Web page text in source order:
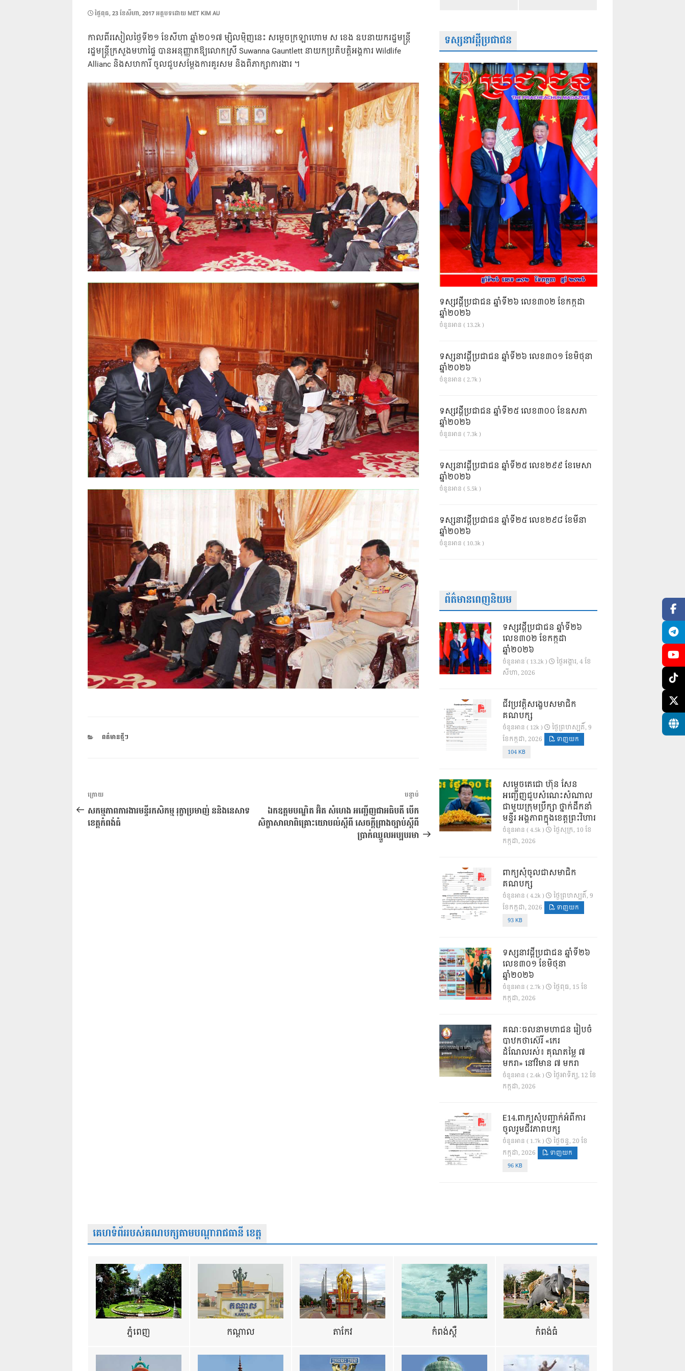
POSTED
ថ្ងៃ​ពុធ, 23 ខែ​សីហា, 2017អត្ថបទដោយ MET KIM AU
កាលពីរសៀលថ្ងៃទី២១ ខែសីហា ឆ្នាំ២០១៧ ម្សិលម៉ិញនេះ សម្តេចក្រឡាហោម ស ខេង ឧបនាយករដ្ឋមន្រ្តី
រដ្ឋមន្រ្តីក្រសួងមហាផ្ទៃ បានអនុញ្ញាតឱ្យលោកស្រី Suwanna Gauntlett នាយកប្រតិបត្តិអង្គការ Wildlife
Allianc និងសហការី ចូលជួបសម្តែងការគួរសម និងពិភាក្សាការងារ ។
CATEGORIES
ពត៌មានថ្មីៗ
ការ​
នាំទិស​
ប្រកាស
អត្ថបទ
មុន
ក្រោយ
សកម្មភាពការងារមន្ទីរកសិកម្ម រុក្ខាប្រមាញ់ ននិងនេសាទ
ខេត្តកំពង់ធំ
បន្ទាប់
ឯកឧត្តមបណ្ឌិត អ៊ិត សំហេង អញ្ជើញជាអធិបតី បើក
សិក្ខាសាលាពិគ្រោះយោបល់ស្តីពី សេចក្តីព្រាងច្បាប់ស្តីពី
ប្រាក់ឈ្នួលអប្បបរមា
ទស្សនាវដ្តីប្រជាជន
ទស្សវដ្តីប្រជាជន ឆ្នាំទី២៦ លេខ៣០២ ខែកក្កដា
ឆ្នាំ២០២៦
ចំនួនអាន ( 13.2k )
ទស្សនាវដ្ដីប្រជាជន ឆ្នាំទី២៦ លេខ៣០១ ខែមិថុនា
ឆ្នាំ២០២៦
ចំនួនអាន ( 2.7k )
ទស្សវដ្តីប្រជាជន ឆ្នាំទី២៥ លេខ៣០០ ខែឧសភា
ឆ្នាំ២០២៦
ចំនួនអាន ( 7.3k )
ទស្សនាវដ្ដីប្រជាជន ឆ្នាំទី២៥ លេខ២៩៩ ខែមេសា
ឆ្នាំ២០២៦
ចំនួនអាន ( 5.5k )
ទស្សនាវដ្ដីប្រជាជន ឆ្នាំទី២៥ លេខ២៩៨ ខែមីនា
ឆ្នាំ២០២៦
ចំនួនអាន ( 10.3k )
ព័ត៌មានពេញនិយម
ទស្សវដ្តីប្រជាជន ឆ្នាំទី២៦
លេខ៣០២ ខែកក្កដា
ឆ្នាំ២០២៦
ចំនួនអាន ( 13.2k )
ថ្ងៃ​អង្គារ, 4 ខែ​
សីហា, 2026
ជីវប្រវត្តិសង្ខេបសមាជិក
គណបក្ស
ចំនួនអាន ( 12k )
ថ្ងៃ​ព្រហស្បតិ៍, 9
ខែ​កក្កដា, 2026
ទាញយក
104 KB
សម្តេចតេជោ ហ៊ុន សែន
អញ្ជើញជួបសំណេះសំណាល
ជាមួយក្រុមប្រឹក្សា ថ្នាក់ដឹកនាំ
មន្ទីរ អង្គភាពក្នុងខេត្តព្រះវិហារ
ចំនួនអាន ( 4.5k )
ថ្ងៃ​សុក្រ, 10 ខែ​
កក្កដា, 2026
ពាក្យសុំចូលជាសមាជិក
គណបក្ស
ចំនួនអាន ( 4.2k )
ថ្ងៃ​ព្រហស្បតិ៍, 9
ខែ​កក្កដា, 2026
ទាញយក
93 KB
ទស្សនាវដ្ដីប្រជាជន ឆ្នាំទី២៦
លេខ៣០១ ខែមិថុនា
ឆ្នាំ២០២៦
ចំនួនអាន ( 2.7k )
ថ្ងៃ​ពុធ, 15 ខែ​
កក្កដា, 2026
គណៈចលនាមហាជន រៀបចំ
បាឋកថាស៊េរី «កេរ
ដំណែលរស់៖ គុណតម្លៃ ៧
មករា» នៅវិមាន ៧ មករា
ចំនួនអាន ( 2.4k )
ថ្ងៃ​អាទិត្យ, 12 ខែ​
កក្កដា, 2026
E14.ពាក្យសុំបញ្ជាក់អំពីការ
ចូលរួមជីវភាពបក្ស
ចំនួនអាន ( 1.7k )
ថ្ងៃ​ចន្ទ, 20 ខែ​
កក្កដា, 2026
ទាញយក
96 KB
គេហទំព័ររបស់គណបក្សតាមបណ្តារាជធានី ខេត្ត
ភ្នំពេញ កណ្តាល តាកែវ កំពង់ស្ពឺ កំពង់ធំ